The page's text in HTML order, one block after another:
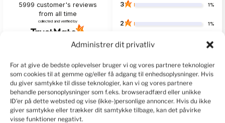
Administrer dit privatliv
For at give de bedste oplevelser bruger vi og vores partnere teknologier
som cookies til at gemme og/eller få adgang til enhedsoplysninger. Hvis
du giver samtykke til disse teknologier, kan vi og vores partnere
behandle personoplysninger som f.eks. browseradfærd eller unikke
ID'er på dette websted og vise (ikke-)personlige annoncer. Hvis du ikke
giver samtykke eller trækker dit samtykke tilbage, kan det påvirke
visse funktioner negativt.
5999 customer's reviews
from all time
collected and verified by
3 1%
2 1%
1 1%
Customers reviews
How do we collect reviews?